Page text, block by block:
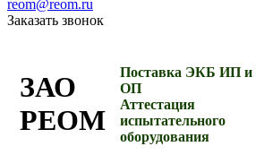
reom@reom.ru
Заказать звонок
ЗАО
РЕОМ
Поставка ЭКБ ИП
ОП
Аттестация
испытательного
оборудования